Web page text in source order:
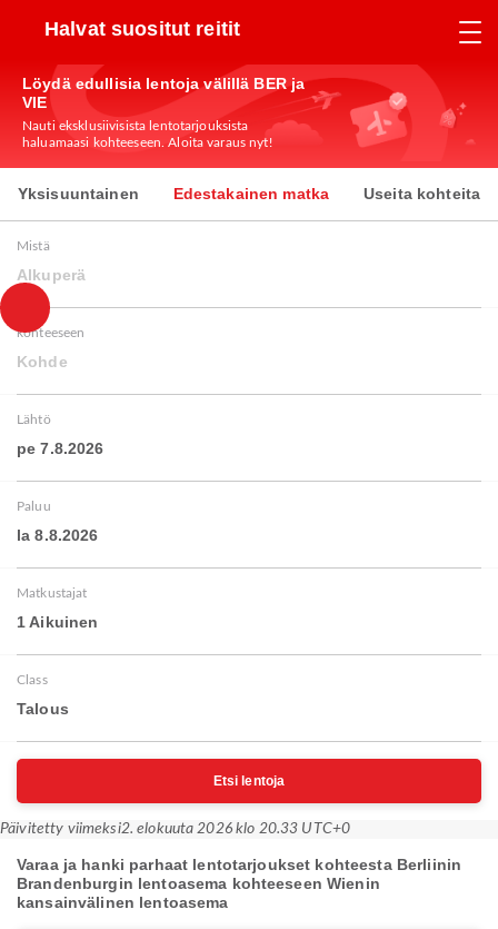
Halvat suositut reitit
Löydä edullisia lentoja välillä BER ja
VIE
Nauti eksklusiivisista lentotarjouksista
haluamaasi kohteeseen. Aloita varaus nyt!
Yksisuuntainen Edestakainen matka Useita kohteita
Mistä
Alkuperä
kohteeseen
Kohde
Lähtö
pe 7.8.2026
Paluu
la 8.8.2026
Matkustajat
1 Aikuinen
Class
Talous
Etsi lentoja
Päivitetty viimeksi2. elokuuta 2026 klo 20.33 UTC+0
Varaa ja hanki parhaat lentotarjoukset kohteesta Berliinin
Brandenburgin lentoasema kohteeseen Wienin
kansainvälinen lentoasema